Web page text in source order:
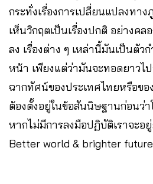
กระทั่งเรื่องการเปลี่ยนแปลงทาง
เห็นวิกฤตเป็นเรื่องปกติ อย่างคล
ลง เรื่องต่าง ๆ เหล่านี้มันเป็นตัว
หน้า เพียงแต่ว่ามันจะทอดยาวไ
ฉากทัศน์ของประเทศไทยหรือขอ
ต้องตั้งอยู่ในข้อสันนิษฐานก่อนว่า
หากไม่มีการลงมือปฏิบัติเราจะอ
Better world & brighter future